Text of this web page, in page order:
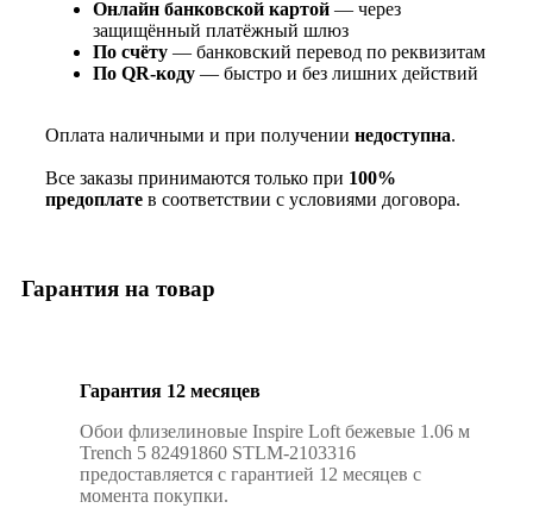
Онлайн банковской картой — через
защищённый платёжный шлюз
По счёту — банковский перевод по реквизитам
По QR‑коду — быстро и без лишних действий
Оплата наличными и при получении недоступна.
Все заказы принимаются только при 100%
предоплате в соответствии с условиями договора.
Гарантия на товар
Гарантия 12 месяцев
Обои флизелиновые Inspire Loft бежевые 1.06 м
Trench 5 82491860 STLM-2103316
предоставляется с гарантией 12 месяцев с
момента покупки.